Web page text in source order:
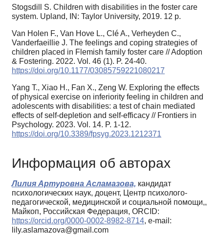
Stogsdill S. Children with disabilities in the foster care
system. Upland, IN: Taylor University, 2019. 12 p.
Van Holen F., Van Hove L., Clé A., Verheyden C.,
Vanderfaeillie J. The feelings and coping strategies of
children placed in Flemish family foster care // Adoption
& Fostering. 2022. Vol. 46 (1). P. 24-40.
https://doi.org/10.1177/03085759221080217
Yang T., Xiao H., Fan X., Zeng W. Exploring the effects
of physical exercise on inferiority feeling in children and
adolescents with disabilities: a test of chain mediated
effects of self-depletion and self-efficacy // Frontiers in
Psychology. 2023. Vol. 14. P. 1-12.
https://doi.org/10.3389/fpsyg.2023.1212371
Информация об авторах
Лилия Артуровна Асламазова, кандидат
психологических наук, доцент, Центр психолого-
педагогической, медицинской и социальной помощи,,
Майкоп, Российская Федерация, ORCID:
https://orcid.org/0000-0002-8982-8714, e-mail:
lily.aslamazova@gmail.com